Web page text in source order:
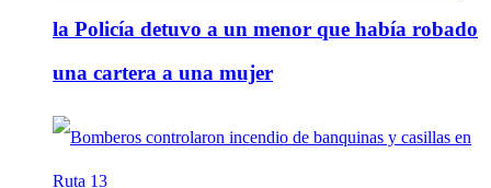
la Policía detuvo a un menor que había robado
una cartera a una mujer